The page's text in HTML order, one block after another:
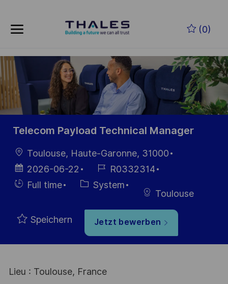
(0)
-
Telecom Payload Technical Manager
Ort
Toulouse, Haute-Garonne, 31000
Datum der
Veröffentlichung
2026-06-22
Job-
ID
R0332314
Einstellunngstyp
Full time Kategorie
System
Toulouse
Speichern Jetzt bewerben
Lieu : Toulouse, France